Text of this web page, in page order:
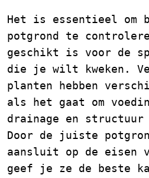
Het is essentieel om
potgrond te
geschikt is voor de
die je wilt kweken.
planten hebben
als het gaat om
drainage en structuur
Door de juiste
aansluit op de eisen
geef je ze de beste